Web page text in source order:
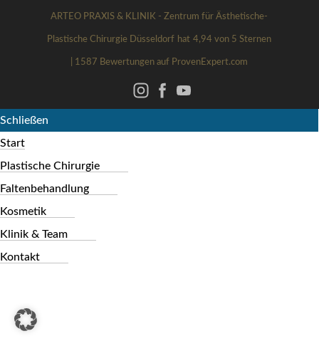
ARTEO PRAXIS & KLINIK - Zentrum für Ästhetische-
Plastische Chirurgie Düsseldorf hat 4,94 von 5 Sternen
1587 Bewertungen auf ProvenExpert.com
Schließen
Start
Plastische Chirurgie
Faltenbehandlung
Kosmetik
Klinik & Team
Kontakt